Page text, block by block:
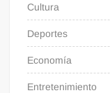
Cultura
Deportes
Economía
Entretenimiento